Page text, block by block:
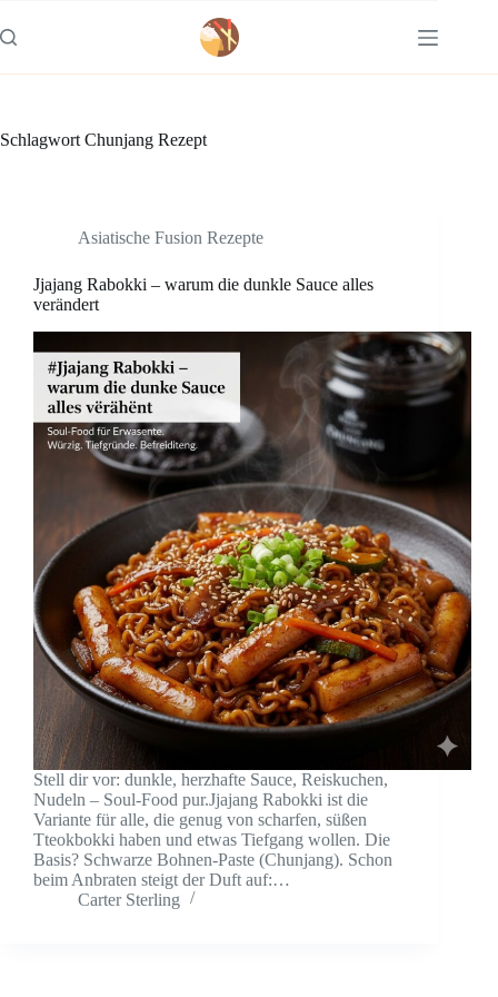
Inhalt
springen
Schlagwort Chunjang Rezept
Asiatische Fusion Rezepte
Jjajang Rabokki – warum die dunkle Sauce alles
verändert
Stell dir vor: dunkle, herzhafte Sauce, Reiskuchen,
Nudeln – Soul-Food pur.Jjajang Rabokki ist die
Variante für alle, die genug von scharfen, süßen
Tteokbokki haben und etwas Tiefgang wollen. Die
Basis? Schwarze Bohnen-Paste (Chunjang). Schon
beim Anbraten steigt der Duft auf:…
Carter Sterling